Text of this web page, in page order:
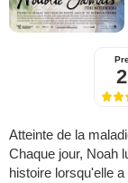
Atteinte de la
Chaque jour, Noah
histoire lorsqu'elle